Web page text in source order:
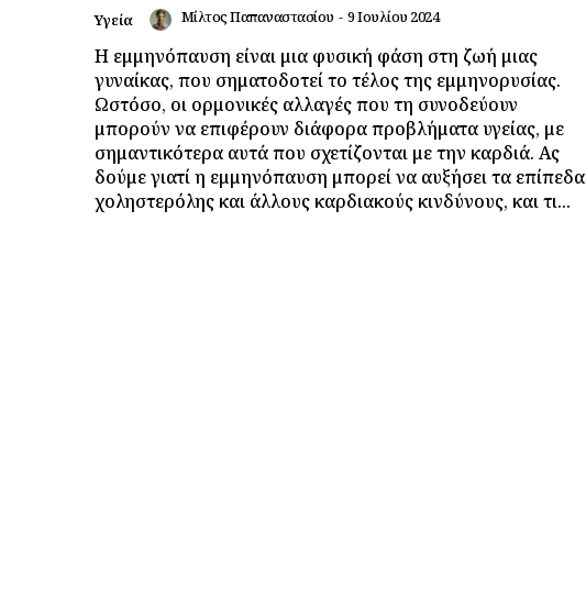
Υγεία Μίλτος Παπαναστασίου - 9 Ιουλίου 2024
Η εμμηνόπαυση είναι μια φυσική φάση στη ζωή μιας
γυναίκας, που σηματοδοτεί το τέλος της εμμηνορυσίας.
Ωστόσο, οι ορμονικές αλλαγές που τη συνοδεύουν
μπορούν να επιφέρουν διάφορα προβλήματα υγείας, με
σημαντικότερα αυτά που σχετίζονται με την καρδιά. Ας
δούμε γιατί η εμμηνόπαυση μπορεί να αυξήσει τα επίπεδα
χοληστερόλης και άλλους καρδιακούς κινδύνους, και τι...